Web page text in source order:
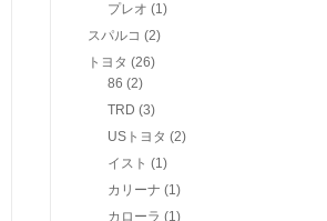
プレオ (1)
スパルコ (2)
トヨタ (26)
86 (2)
TRD (3)
USトヨタ (2)
イスト (1)
カリーナ (1)
カローラ (1)